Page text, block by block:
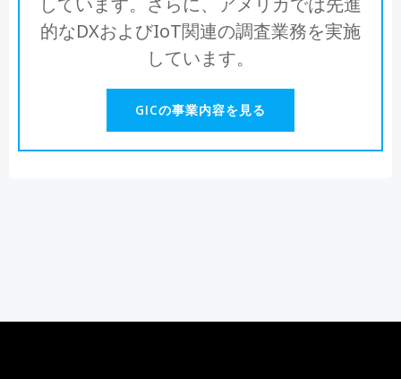
的なDXおよびIoT関連の調査業務を実施
しています。
GICの事業内容を見る